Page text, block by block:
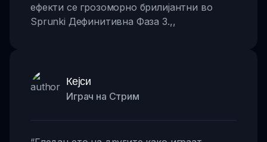
ефекти се грозоморно брилијантни во
Sprunki Дефинитивна Фаза 3.,,
Кејси
Играч на Стрим